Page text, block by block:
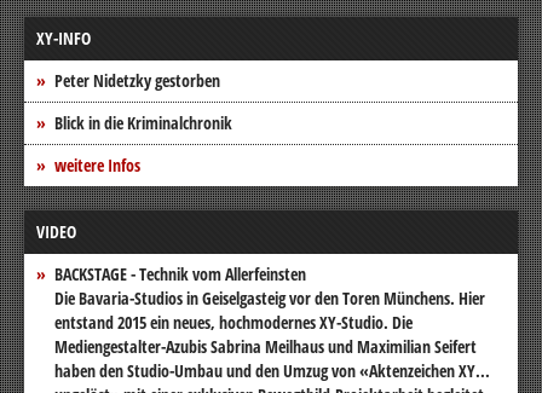
XY-INFO
Peter Nidetzky gestorben
Blick in die Kriminalchronik
weitere Infos
VIDEO
BACKSTAGE - Technik vom Allerfeinsten
Die Bavaria-Studios in Geiselgasteig vor den Toren Münchens. Hier
entstand 2015 ein neues, hochmodernes XY-Studio. Die
Mediengestalter-Azubis Sabrina Meilhaus und Maximilian Seifert
haben den Studio-Umbau und den Umzug von «Aktenzeichen XY...